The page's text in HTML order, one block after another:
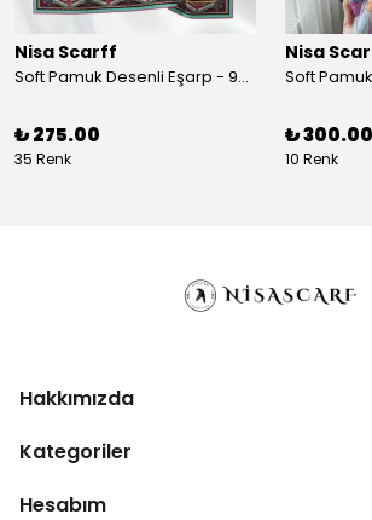
Nisa Scarff
Soft Pamuk Desenli Eşarp - 90 x 90 cm - Acı Kahve/Koyu Sarı
₺ 275.00
35 Renk
Nisa
₺ 300.00
10 Renk
Hakkımızda
Kategoriler
Hesabım